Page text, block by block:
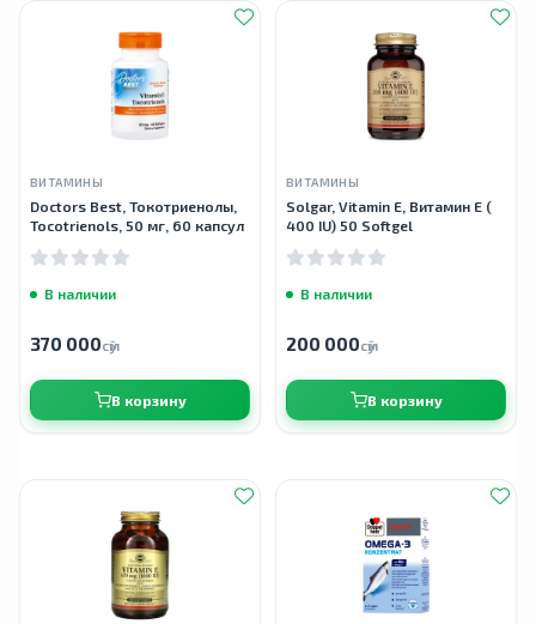
ВИТАМИНЫ
Doctors Best, Токотриенолы,
Tocotrienols, 50 мг, 60 капсул
В наличии
370 000сӯм
В корзину
ВИТАМИНЫ
Solgar, Vitamin E, Витамин Е (
400 IU) 50 Softgel
В наличии
200 000сӯм
В корзину